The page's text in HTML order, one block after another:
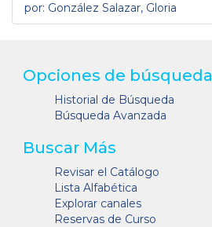
por: González Salazar, Gloria
Opciones de búsqueda
Historial de Búsqueda
Búsqueda Avanzada
Buscar Más
Revisar el Catálogo
Lista Alfabética
Explorar canales
Reservas de Curso